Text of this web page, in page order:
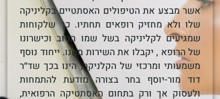
אשר מבצע את הטיפולים האסתטיים בקליניקה
שלו ולא מחזיק רופאים תחתיו. כך שלקוחות
שמגיעים לקליניקה בשל שמו הטוב וכישרונו
של הרופא , יקבלו את השירות ממנו. ייחוד נוסף
משמעותי ומרכזי של הקלניקה, הינו בכך שד״ר
דוד מור-יוסף בחר בצורה מודעת להתמחות
ולעסוק אך ורק בתחום האסתטיקה הרפואית,